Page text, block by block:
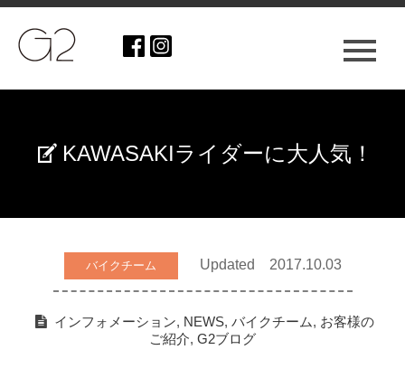
KAWASAKIライダーに大人気！
バイクチーム Updated 2017.10.03
インフォメーション, NEWS, バイクチーム, お客様の
ご紹介, G2ブログ